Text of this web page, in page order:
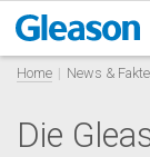
Home News &
Die